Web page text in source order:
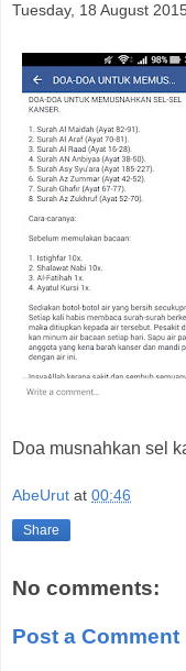
Tuesday, 18 August
Doa musnahkan sel
AbeUrut at 00:46
Share
No comments:
Post a Comment